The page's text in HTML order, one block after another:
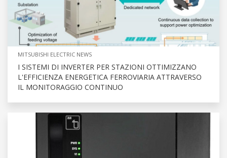
MITSUBISHI ELECTRIC NEWS
I SISTEMI DI INVERTER PER STAZIONI OTTIMIZZANO
L'EFFICIENZA ENERGETICA FERROVIARIA ATTRAVERSO
IL MONITORAGGIO CONTINUO